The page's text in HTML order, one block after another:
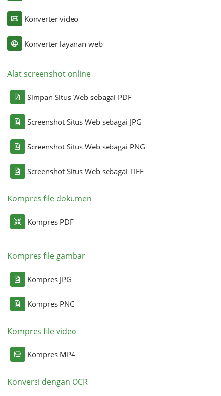
Konverter video
Konverter layanan web
Alat screenshot online
Simpan Situs Web sebagai PDF
Screenshot Situs Web sebagai JPG
Screenshot Situs Web sebagai PNG
Screenshot Situs Web sebagai TIFF
Kompres file dokumen
Kompres PDF
Kompres file gambar
Kompres JPG
Kompres PNG
Kompres file video
Kompres MP4
Konversi dengan OCR